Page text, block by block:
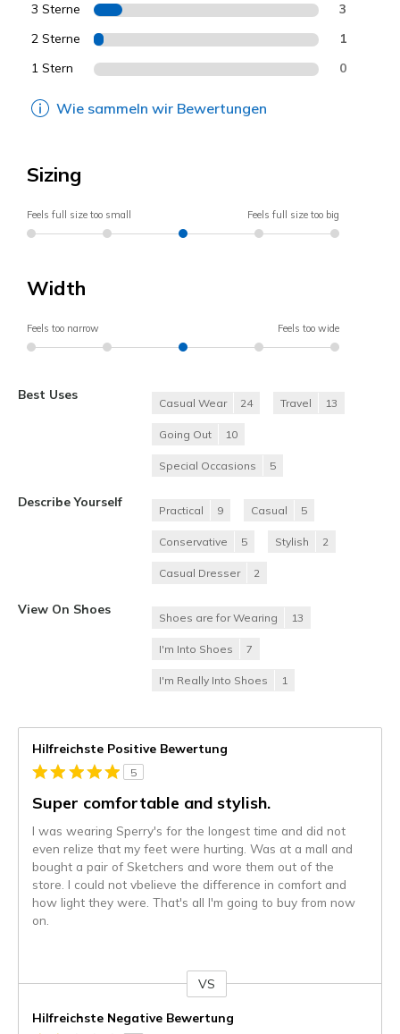
3 Sterne 3
2 Sterne 1
1 Stern 0
Wie sammeln wir Bewertungen
Sizing
Feels full size too small Feels full size too big
Width
Feels too narrow Feels too wide
Best Uses
Casual Wear 24 Travel 13
Going Out 10
Special Occasions 5
Describe Yourself
Practical 9 Casual 5
Conservative 5 Stylish 2
Casual Dresser 2
View On Shoes
Shoes are for Wearing 13
I'm Into Shoes 7
I'm Really Into Shoes 1
Hilfreichste Positive Bewertung
5
Super comfortable and stylish.
I was wearing Sperry's for the longest time and did not
even relize that my feet were hurting. Was at a mall and
bought a pair of Sketchers and wore them out of the
store. I could not vbelieve the difference in comfort and
how light they were. That's all I'm going to buy from now
on.
VS
Hilfreichste Negative Bewertung